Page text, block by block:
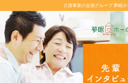
介護事業の全国グループ 夢眠ホ